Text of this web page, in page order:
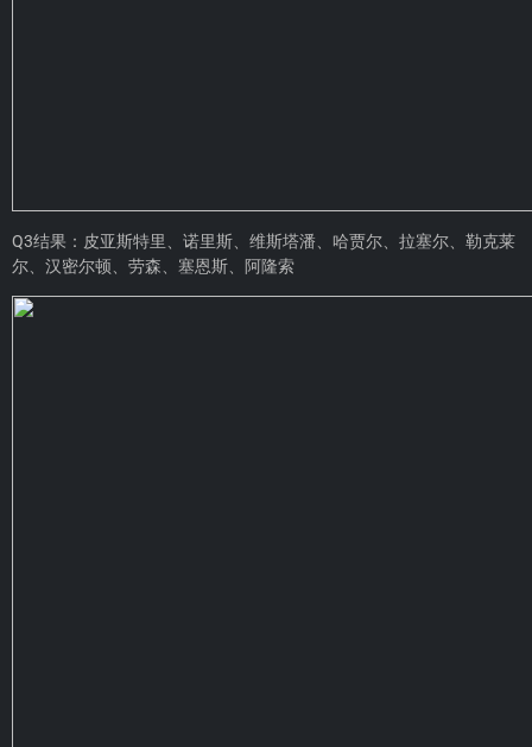
Q3结果：皮亚斯特里、诺里斯、维斯塔潘、哈贾尔、拉塞尔、勒克莱
尔、汉密尔顿、劳森、塞恩斯、阿隆索